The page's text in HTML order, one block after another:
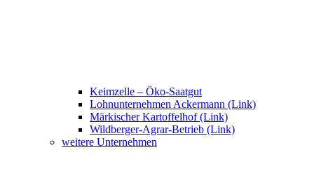
Keimzelle – Öko-Saatgut
Lohnunternehmen Ackermann (Link)
Märkischer Kartoffelhof (Link)
Wildberger-Agrar-Betrieb (Link)
weitere Unternehmen